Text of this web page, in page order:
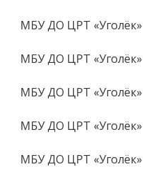
МБУ ДО ЦРТ «Уголёк»
МБУ ДО ЦРТ «Уголёк»
МБУ ДО ЦРТ «Уголёк»
МБУ ДО ЦРТ «Уголёк»
МБУ ДО ЦРТ «Уголёк»